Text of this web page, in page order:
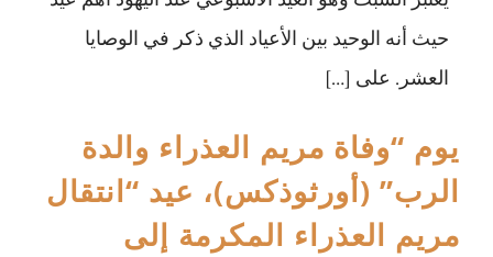
حيث أنه الوحيد بين الأعياد الذي ذكر في الوصايا
العشر. على […]
يوم “وفاة مريم العذراء والدة
الرب” (أورثوذكس)، عيد “انتقال
مريم العذراء المكرمة إلى